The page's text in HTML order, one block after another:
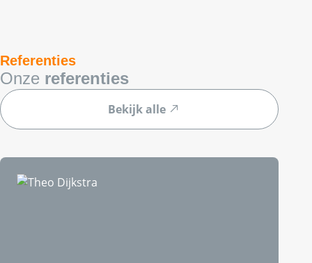
Referenties
Onze referenties
Bekijk alle